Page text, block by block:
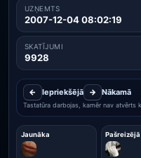
UZŅEMTS
2007-12-04 08:02:19
SKATĪJUMI
9928
← Iepriekšējā → Nākamā
Tastatūra darbojas, kamēr nav atvērts
Jaunāka Pašreizējā